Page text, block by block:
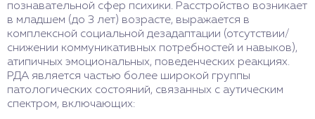
познавательной сфер психики. Расстройство возникает
в младшем (до 3 лет) возрасте, выражается в
комплексной социальной дезадаптации (отсутствии/
снижении коммуникативных потребностей и навыков),
атипичных эмоциональных, поведенческих реакциях.
РДА является частью более широкой группы
патологических состояний, связанных с аутическим
спектром, включающих: